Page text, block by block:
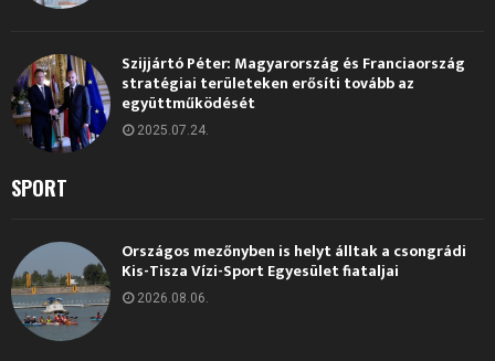
Szijjártó Péter: Magyarország és Franciaország
stratégiai területeken erősíti tovább az
együttműködését
2025.07.24.
SPORT
Országos mezőnyben is helyt álltak a csongrádi
Kis-Tisza Vízi-Sport Egyesület fiataljai
2026.08.06.